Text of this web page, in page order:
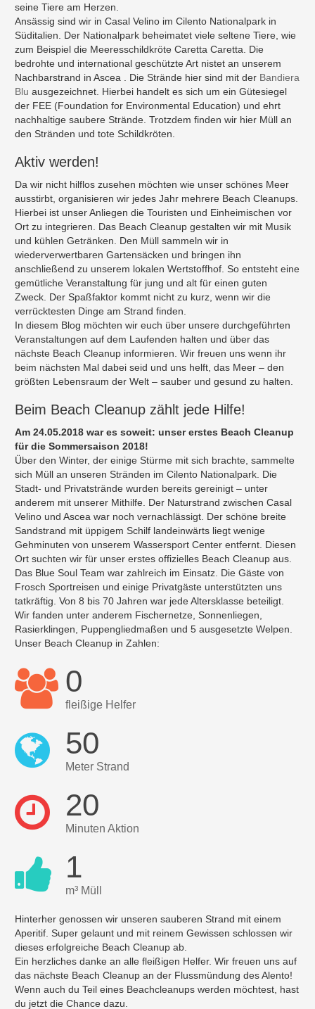
seine Tiere am Herzen.
Ansässig sind wir in Casal Velino im Cilento Nationalpark in
Süditalien. Der Nationalpark beheimatet viele seltene Tiere, wie
zum Beispiel die Meeresschildkröte Caretta Caretta. Die
bedrohte und international geschützte Art nistet an unserem
Nachbarstrand in Ascea . Die Strände hier sind mit der Bandiera
Blu ausgezeichnet. Hierbei handelt es sich um ein Gütesiegel
der FEE (Foundation for Environmental Education) und ehrt
nachhaltige saubere Strände. Trotzdem finden wir hier Müll an
den Stränden und tote Schildkröten.
Aktiv werden!
Da wir nicht hilflos zusehen möchten wie unser schönes Meer
ausstirbt, organisieren wir jedes Jahr mehrere Beach Cleanups.
Hierbei ist unser Anliegen die Touristen und Einheimischen vor
Ort zu integrieren. Das Beach Cleanup gestalten wir mit Musik
und kühlen Getränken. Den Müll sammeln wir in
wiederverwertbaren Gartensäcken und bringen ihn
anschließend zu unserem lokalen Wertstoffhof. So entsteht eine
gemütliche Veranstaltung für jung und alt für einen guten
Zweck. Der Spaßfaktor kommt nicht zu kurz, wenn wir die
verrücktesten Dinge am Strand finden.
In diesem Blog möchten wir euch über unsere durchgeführten
Veranstaltungen auf dem Laufenden halten und über das
nächste Beach Cleanup informieren. Wir freuen uns wenn ihr
beim nächsten Mal dabei seid und uns helft, das Meer – den
größten Lebensraum der Welt – sauber und gesund zu halten.
Beim Beach Cleanup zählt jede Hilfe!
Am 24.05.2018 war es soweit: unser erstes Beach Cleanup
für die Sommersaison 2018!
Über den Winter, der einige Stürme mit sich brachte, sammelte
sich Müll an unseren Stränden im Cilento Nationalpark. Die
Stadt- und Privatstrände wurden bereits gereinigt – unter
anderem mit unserer Mithilfe. Der Naturstrand zwischen Casal
Velino und Ascea war noch vernachlässigt. Der schöne breite
Sandstrand mit üppigem Schilf landeinwärts liegt wenige
Gehminuten von unserem Wassersport Center entfernt. Diesen
Ort suchten wir für unser erstes offizielles Beach Cleanup aus.
Das Blue Soul Team war zahlreich im Einsatz. Die Gäste von
Frosch Sportreisen und einige Privatgäste unterstützten uns
tatkräftig. Von 8 bis 70 Jahren war jede Altersklasse beteiligt.
Wir fanden unter anderem Fischernetze, Sonnenliegen,
Rasierklingen, Puppengliedmaßen und 5 ausgesetzte Welpen.
Unser Beach Cleanup in Zahlen:
0
fleißige Helfer
50
Meter Strand
20
Minuten Aktion
1
m³ Müll
Hinterher genossen wir unseren sauberen Strand mit einem
Aperitif. Super gelaunt und mit reinem Gewissen schlossen wir
dieses erfolgreiche Beach Cleanup ab.
Ein herzliches danke an alle fleißigen Helfer. Wir freuen uns auf
das nächste Beach Cleanup an der Flussmündung des Alento!
Wenn auch du Teil eines Beachcleanups werden möchtest, hast
du jetzt die Chance dazu.